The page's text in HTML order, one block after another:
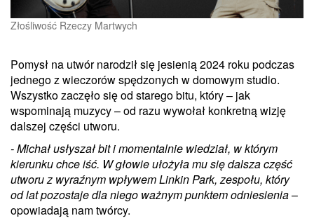
Złośliwość Rzeczy Martwych
Pomysł na utwór narodził się jesienią 2024 roku podczas
jednego z wieczorów spędzonych w domowym studio.
Wszystko zaczęło się od starego bitu, który – jak
wspominają muzycy – od razu wywołał konkretną wizję
dalszej części utworu.
- Michał usłyszał bit i momentalnie wiedział, w którym
kierunku chce iść. W głowie ułożyła mu się dalsza część
utworu z wyraźnym wpływem Linkin Park, zespołu, który
od lat pozostaje dla niego ważnym punktem odniesienia–
opowiadają nam twórcy.